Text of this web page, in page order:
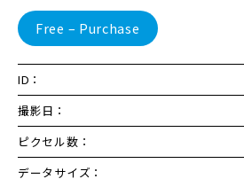
Free – Purchase
ID：
撮影日：
ピクセル数：
データサイズ：